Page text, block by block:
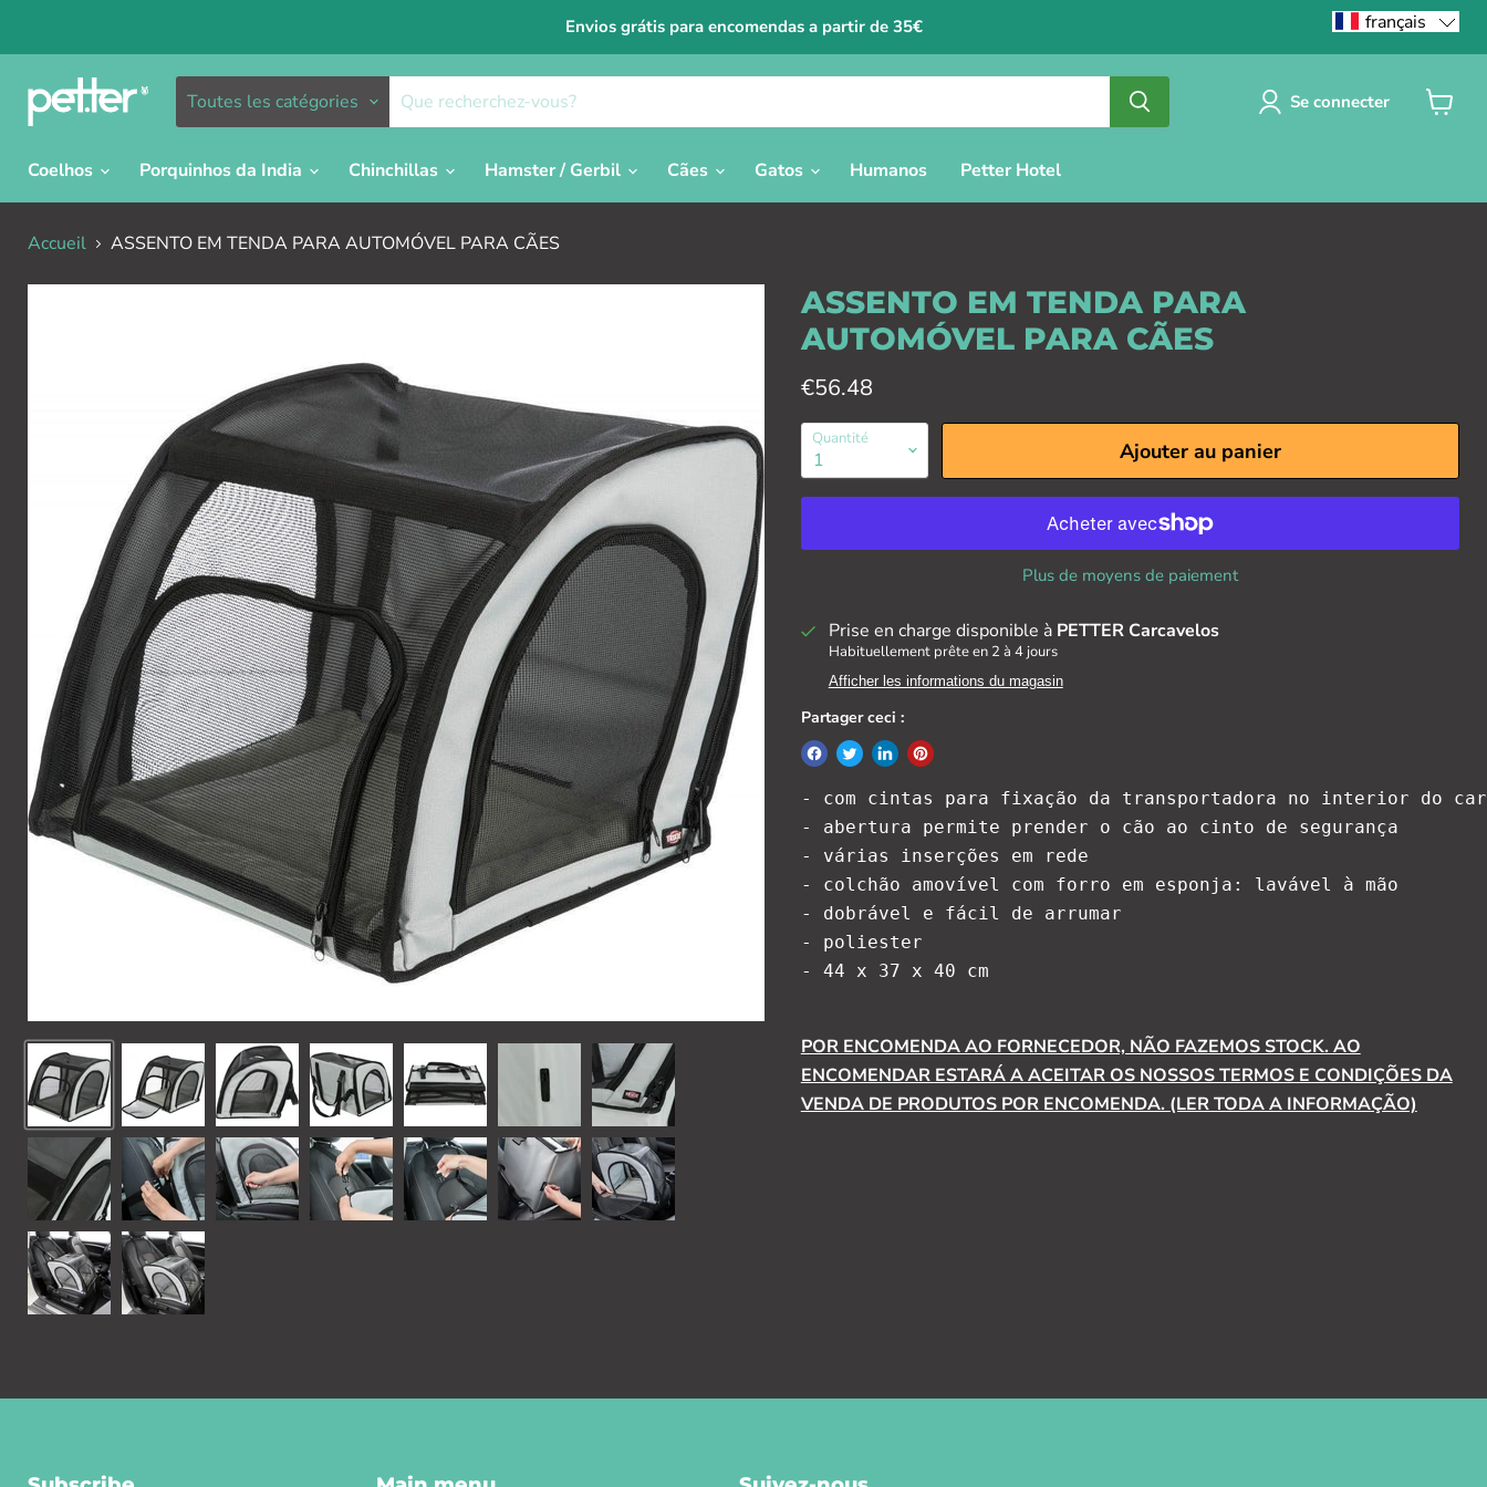
Envios grátis para encomendas a partir de 35€
Toutes les catégories Se connecter
Coelhos Porquinhos da India Chinchillas Hamster / Gerbil Cães Gatos Humanos Petter Hotel
Accueil ASSENTO EM TENDA PARA AUTOMÓVEL PARA CÃES
ASSENTO EM TENDA PARA
AUTOMÓVEL PARA CÃES
Prix actuel
€56.48
Quantité Ajouter au panier
Plus de moyens de paiement
Prise en charge disponible à PETTER Carcavelos
Habituellement prête en 2 à 4 jours
Afficher les informations du magasin
Partager ceci :
- com cintas para fixação da transportadora no interior do
- abertura permite prender o cão ao cinto de segurança
- várias inserções em rede
- colchão amovível com forro em esponja: lavável à mão
- dobrável e fácil de arrumar
- poliester
- 44 x 37 x 40 cm
POR ENCOMENDA AO FORNECEDOR, NÃO FAZEMOS STOCK. AO
ENCOMENDAR ESTARÁ A ACEITAR OS NOSSOS TERMOS E CONDIÇÕES DA
VENDA DE PRODUTOS POR ENCOMENDA. (LER TODA A INFORMAÇÃO)
français